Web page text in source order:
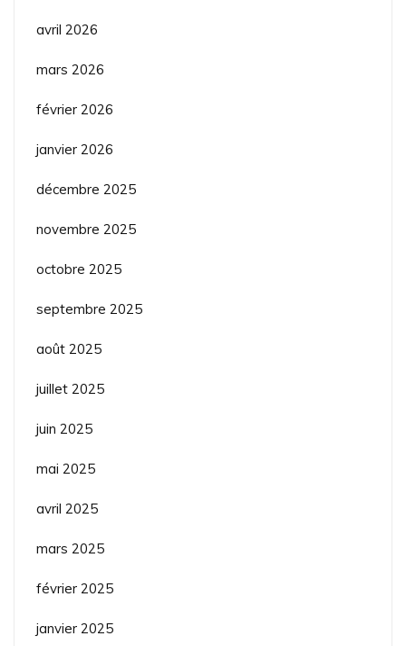
avril 2026
mars 2026
février 2026
janvier 2026
décembre 2025
novembre 2025
octobre 2025
septembre 2025
août 2025
juillet 2025
juin 2025
mai 2025
avril 2025
mars 2025
février 2025
janvier 2025